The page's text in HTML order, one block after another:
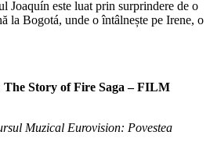
Joaquín este luat prin surprindere de o
la Bogotá, unde o întâlnește pe Irene, o
The Story of Fire Saga – FILM
Muzical Eurovision: Povestea